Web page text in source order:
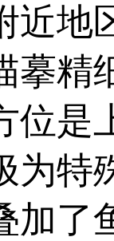
近地
摹精
位是
为特
加了